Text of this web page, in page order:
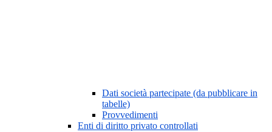
Dati società partecipate (da pubblicare in
tabelle)
Provvedimenti
Enti di diritto privato controllati